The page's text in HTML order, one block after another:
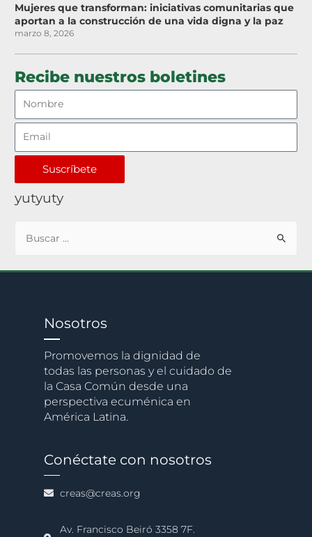
Mujeres que transforman: iniciativas comunitarias que
aportan a la construcción de una vida digna y la paz
marzo 8, 2026
Recibe nuestros boletines
Suscríbete
yutyuty
Nosotros
Promovemos la dignidad de
todas las personas y el cuidado de
la Casa Común desde una
perspectiva ecuménica en
América Latina.
Conéctate con nosotros
creas@creas.org
Av. Francisco Beiró 3358 7F.